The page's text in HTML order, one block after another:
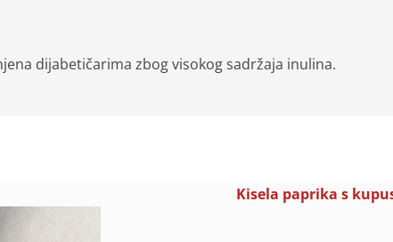
dijabetičarima zbog visokog sadržaja inulina.
Kisela paprika s